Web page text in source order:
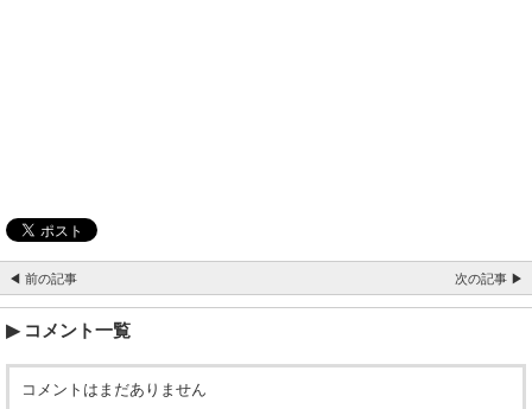
◀ 前の記事 次の記事 ▶
コメント一覧
コメントはまだありません